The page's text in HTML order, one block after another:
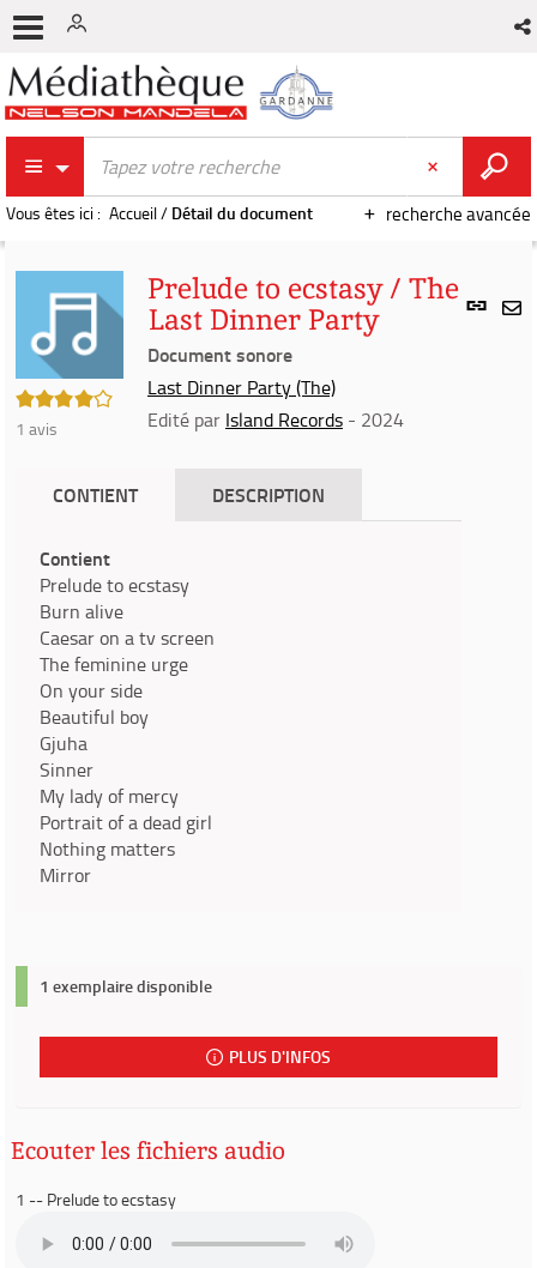
recherche avancée
Vous êtes ici : Accueil/ Détail du document
Lien
4/5
1 avis
Prelude to ecstasy / The
Last Dinner Party
Document sonore
Last Dinner Party (The)
Edité par Island Records - 2024
CONTIENT DESCRIPTION
Contient
Prelude to ecstasy
Burn alive
Caesar on a tv screen
The feminine urge
On your side
Beautiful boy
Gjuha
Sinner
My lady of mercy
Portrait of a dead girl
Nothing matters
Mirror
1 exemplaire disponible
PLUS D'INFOS
Ecouter les fichiers audio
1 -- Prelude to ecstasy